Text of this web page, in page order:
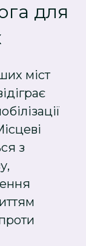
для
міст
з